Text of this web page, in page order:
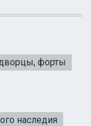
форты
наследия